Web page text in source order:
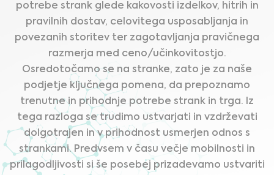
potrebe strank glede kakovosti izdelkov, hitrih in
pravilnih dostav, celovitega usposabljanja in
povezanih storitev ter zagotavljanja pravičnega
razmerja med ceno/učinkovitostjo.
Osredotočamo se na stranke, zato je za naše
podjetje ključnega pomena, da prepoznamo
trenutne in prihodnje potrebe strank in trga. Iz
tega razloga se trudimo ustvarjati in vzdrževati
dolgotrajen in v prihodnost usmerjen odnos s
strankami. Predvsem v času večje mobilnosti in
prilagodljivosti si še posebej prizadevamo ustvariti